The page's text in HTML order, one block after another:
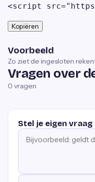
<script
Kopiëren
Voorbeeld
Zo ziet de ingesloten
Vragen over
0 vragen
Stel je eigen vraag